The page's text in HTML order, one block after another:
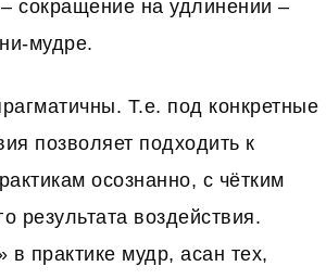
сокращение на удлинении –
мудре.
Т.е. под конкретные
позволяет подходить к
осознанно, с чётким
результата воздействия.
в практике мудр, асан тех,